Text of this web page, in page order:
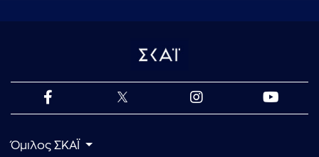
Όμιλος ΣΚΑΪ